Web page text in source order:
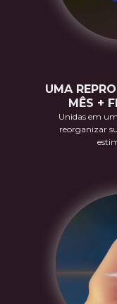
UMA
MÊS +
Unidas em
reorganizar